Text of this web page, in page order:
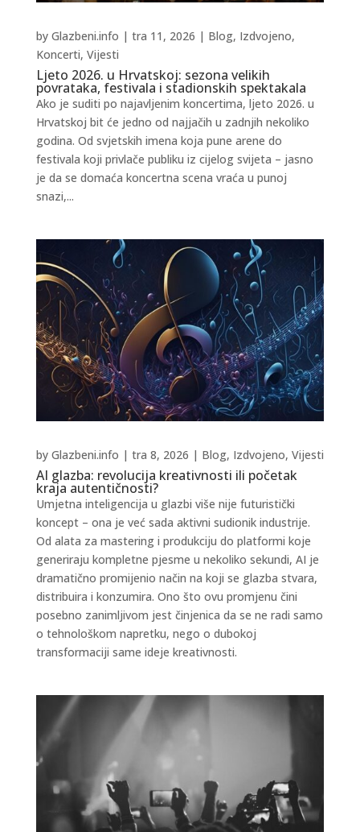
Ljeto 2026. u Hrvatskoj: sezona velikih
povrataka, festivala i stadionskih spektakala
by Glazbeni.info | tra 11, 2026 | Blog, Izdvojeno,
Koncerti, Vijesti
Ako je suditi po najavljenim koncertima, ljeto 2026. u
Hrvatskoj bit će jedno od najjačih u zadnjih nekoliko
godina. Od svjetskih imena koja pune arene do
festivala koji privlače publiku iz cijelog svijeta – jasno
je da se domaća koncertna scena vraća u punoj
snazi,...
AI glazba: revolucija kreativnosti ili početak
kraja autentičnosti?
by Glazbeni.info | tra 8, 2026 | Blog, Izdvojeno, Vijesti
Umjetna inteligencija u glazbi više nije futuristički
koncept – ona je već sada aktivni sudionik industrije.
Od alata za mastering i produkciju do platformi koje
generiraju kompletne pjesme u nekoliko sekundi, AI je
dramatično promijenio način na koji se glazba stvara,
distribuira i konzumira. Ono što ovu promjenu čini
posebno zanimljivom jest činjenica da se ne radi samo
o tehnološkom napretku, nego o dubokoj
transformaciji same ideje kreativnosti.